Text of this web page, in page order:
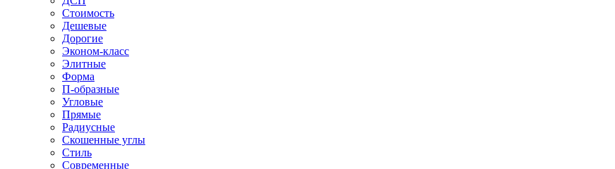
Стоимость
Дешевые
Дорогие
Эконом-класс
Элитные
Форма
П-образные
Угловые
Прямые
Радиусные
Скошенные углы
Стиль
Современные